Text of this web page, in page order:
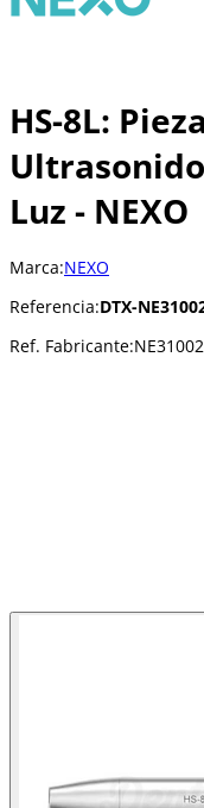
HS-8L:
Luz - NEXO
Marca:NEXO
Referencia:DTX-
Ref. Fabricante:NE31002